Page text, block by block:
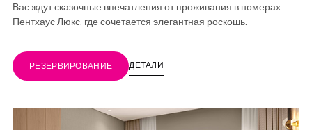
Вас ждут сказочные впечатления от проживания в номерах
Пентхаус Люкс, где сочетается элегантная роскошь.
РЕЗЕРВИРОВАНИЕ ДЕТАЛИ